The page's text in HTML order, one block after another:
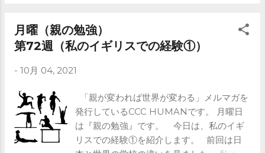
い時があると思います。 そんな時、 無理
に『ありがとう』『ごめんなさい』を 強要
する場面が出てきますよね。 強要すると
仕方なしに言うことはありますが、 仕方な
いいでしょうか。 ⇒これより先はメルマ
ガで ※ブログではメルマガの前半部分のみ
記載しています。 全文は是非メルマガを
ご登録ください。 https://www.ccc-
月曜（親の勉強）
第72週（私のイギリスでの経験①）
- 10月 04, 2021
「親が変われば世界が変わる」メルマガを
発行しているCCC HUMANです。 月曜日
は『親の勉強』です。 今日は、私のイギ
リスでの経験①を紹介します。 前回は日